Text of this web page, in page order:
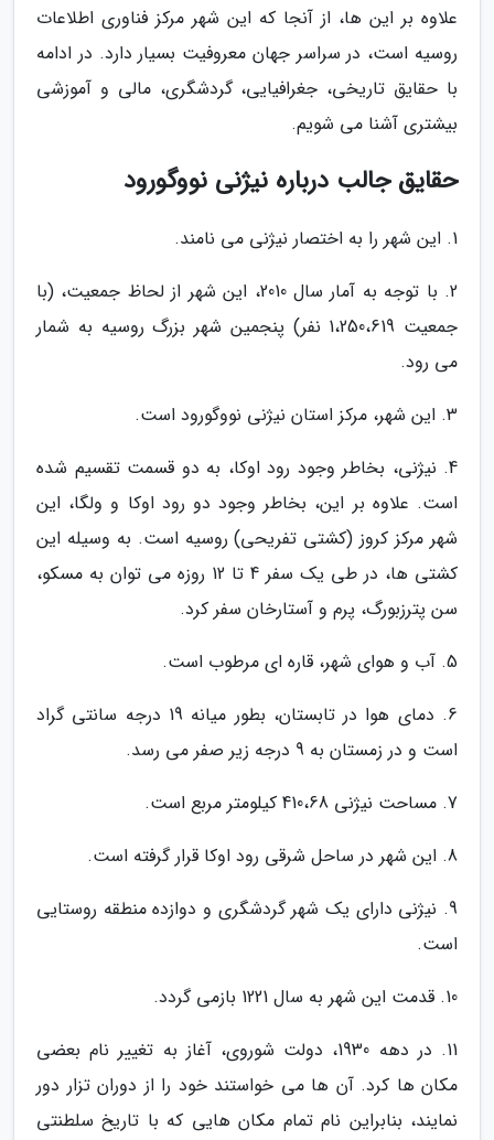
علاوه بر این ها، از آنجا که این شهر مرکز فناوری اطلاعات
روسیه است، در سراسر جهان معروفیت بسیار دارد. در ادامه
با حقایق تاریخی، جغرافیایی، گردشگری، مالی و آموزشی
بیشتری آشنا می شویم.
حقایق جالب درباره نیژنی نووگورود
1. این شهر را به اختصار نیژنی می نامند.
2. با توجه به آمار سال 2010، این شهر از لحاظ جمعیت، (با
جمعیت 1،250،619 نفر) پنجمین شهر بزرگ روسیه به شمار
می رود.
3. این شهر، مرکز استان نیژنی نووگورود است.
4. نیژنی، بخاطر وجود رود اوکا، به دو قسمت تقسیم شده
است. علاوه بر این، بخاطر وجود دو رود اوکا و ولگا، این
شهر مرکز کروز (کشتی تفریحی) روسیه است. به وسیله این
کشتی ها، در طی یک سفر 4 تا 12 روزه می توان به مسکو،
سن پترزبورگ، پرم و آستارخان سفر کرد.
5. آب و هوای شهر، قاره ای مرطوب است.
6. دمای هوا در تابستان، بطور میانه 19 درجه سانتی گراد
است و در زمستان به 9 درجه زیر صفر می رسد.
7. مساحت نیژنی 410،68 کیلومتر مربع است.
8. این شهر در ساحل شرقی رود اوکا قرار گرفته است.
9. نیژنی دارای یک شهر گردشگری و دوازده منطقه روستایی
است.
10. قدمت این شهر به سال 1221 بازمی گردد.
11. در دهه 1930، دولت شوروی، آغاز به تغییر نام بعضی
مکان ها کرد. آن ها می خواستند خود را از دوران تزار دور
نمایند، بنابراین نام تمام مکان هایی که با تاریخ سلطنتی